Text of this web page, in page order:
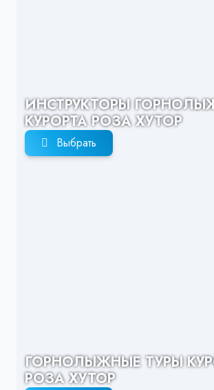
ИНСТРУКТОРЫ
КУРОРТА РОЗА ХУТОР
Выбрать
ГОРНОЛЫЖНЫЕ ТУРЫ
РОЗА ХУТОР